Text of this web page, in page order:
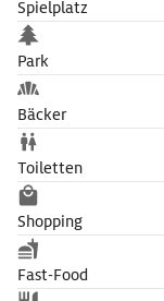
Spielplatz
Park
Bäcker
Toiletten
Shopping
Fast-Food